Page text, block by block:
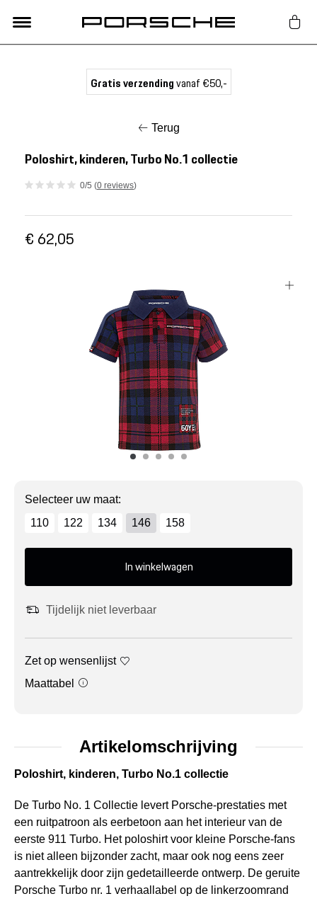
Nieuw
Acties
Klantenservice
Porsche informatie
Gratis verzendingvanaf €50,-
Terug
Poloshirt, kinderen, Turbo No.1 collectie
0/5 (0 reviews)
€ 62,05
Selecteer uw maat:
110
122 134 146 158
In winkelwagen
Tijdelijk niet leverbaar
Zet op wensenlijst
Maattabel
Artikelomschrijving
Poloshirt, kinderen, Turbo No.1 collectie
De Turbo No. 1 Collectie levert Porsche-prestaties met
een ruitpatroon als eerbetoon aan het interieur van de
eerste 911 Turbo. Het poloshirt voor kleine Porsche-fans
is niet alleen bijzonder zacht, maar ook nog eens zeer
aantrekkelijk door zijn gedetailleerde ontwerp. De geruite
Porsche Turbo nr. 1 verhaallabel op de linkerzoomrand